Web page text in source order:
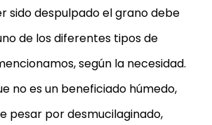
sido despulpado el grano debe
de los diferentes tipos de
según la necesidad.
no es un beneficiado húmedo,
pesar por desmucilaginado,